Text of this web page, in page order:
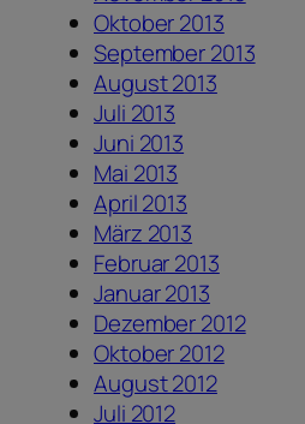
Oktober 2013
September 2013
August 2013
Juli 2013
Juni 2013
Mai 2013
April 2013
März 2013
Februar 2013
Januar 2013
Dezember 2012
Oktober 2012
August 2012
Juli 2012